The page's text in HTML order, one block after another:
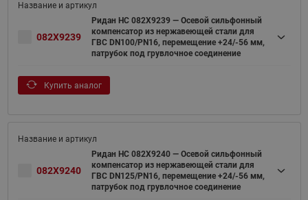
082X9239
Ридан НС 082X9239 — Осевой сильфонный
компенсатор из нержавеющей стали для
ГВС DN100/PN16, перемещение +24/-56 мм,
патрубок под грувлочное соединение
Купить аналог
082X9240
Ридан НС 082X9240 — Осевой сильфонный
компенсатор из нержавеющей стали для
ГВС DN125/PN16, перемещение +24/-56 мм,
патрубок под грувлочное соединение